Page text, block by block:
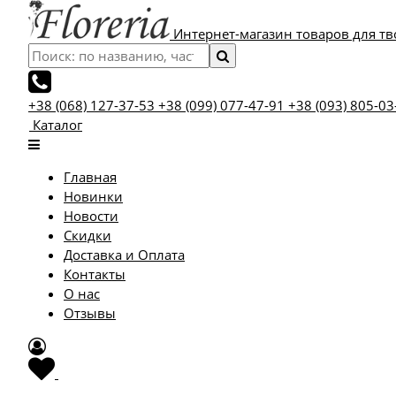
Интернет-магазин товаров для
+38 (068) 127-37-53 +38 (099) 077-47-91 +38 (093) 805-
Каталог
Главная
Новинки
Новости
Скидки
Доставка и Оплата
Контакты
О нас
Отзывы